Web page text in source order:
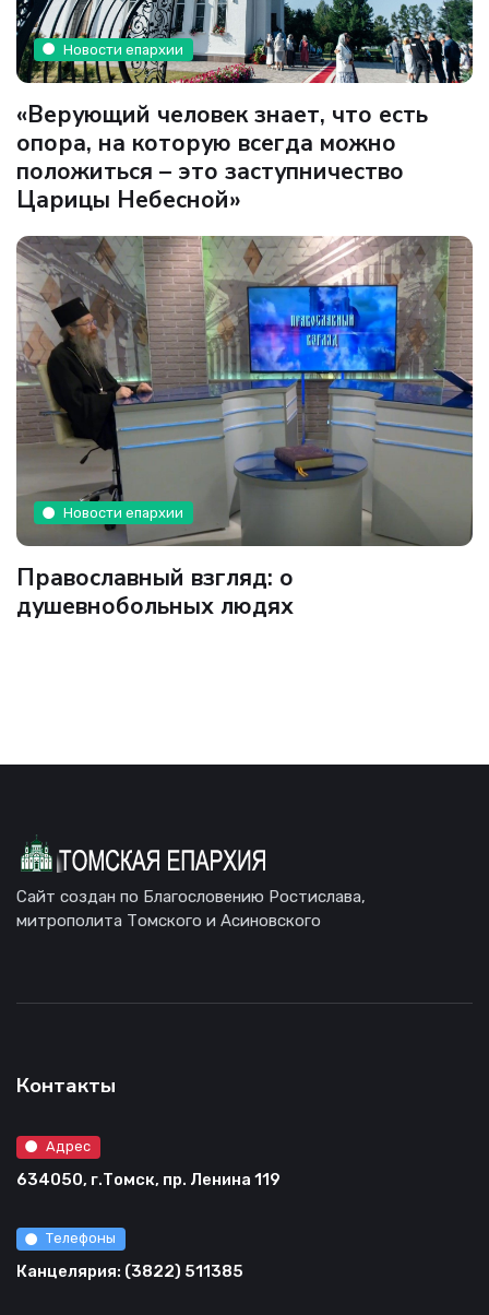
Новости епархии
«Верующий человек знает, что есть
опора, на которую всегда можно
положиться – это заступничество
Царицы Небесной»
Новости епархии
Православный взгляд: о
душевнобольных людях
Сайт создан по Благословению Ростислава,
митрополита Томского и Асиновского
Контакты
Адрес
634050, г.Томск, пр. Ленина 119
Телефоны
Канцелярия: (3822) 511385